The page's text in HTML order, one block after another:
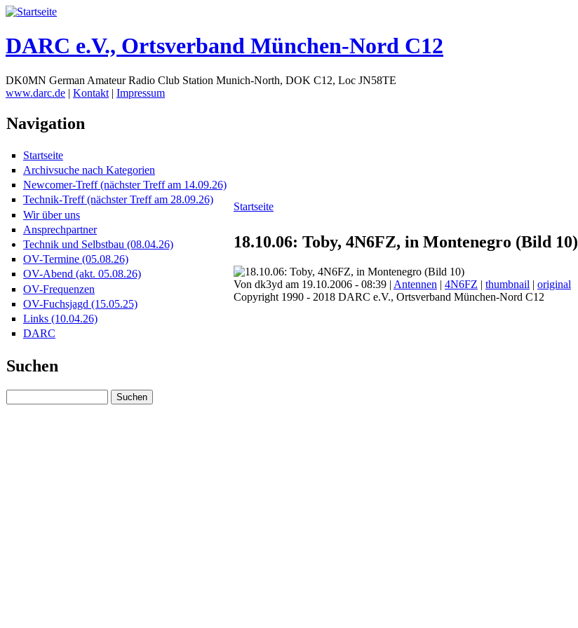
DARC e.V., Ortsverband München-Nord C12
DK0MN German Amateur Radio Club Station Munich-North, DOK C12, Loc JN58TE
www.darc.de | Kontakt | Impressum
Navigation
Startseite
Archivsuche nach Kategorien
Newcomer-Treff (nächster Treff am 14.09.26)
Technik-Treff (nächster Treff am 28.09.26)
Wir über uns
Ansprechpartner
Technik und Selbstbau (08.04.26)
OV-Termine (05.08.26)
OV-Abend (akt. 05.08.26)
OV-Frequenzen
OV-Fuchsjagd (15.05.25)
Links (10.04.26)
DARC
Suchen
Startseite
18.10.06: Toby, 4N6FZ, in Montenegro (Bild 10)
Von dk3yd am 19.10.2006 - 08:39 | Antennen | 4N6FZ | thumbnail | original
Copyright 1990 - 2018 DARC e.V., Ortsverband München-Nord C12